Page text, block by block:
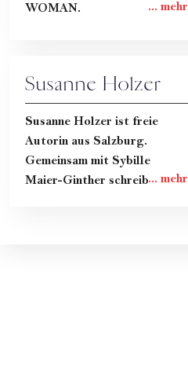
WOMAN.
Susanne Holzer
Susanne Holzer ist freie
Autorin aus Salzburg.
Gemeinsam mit Sybille
Maier-Ginther schreibt sie im